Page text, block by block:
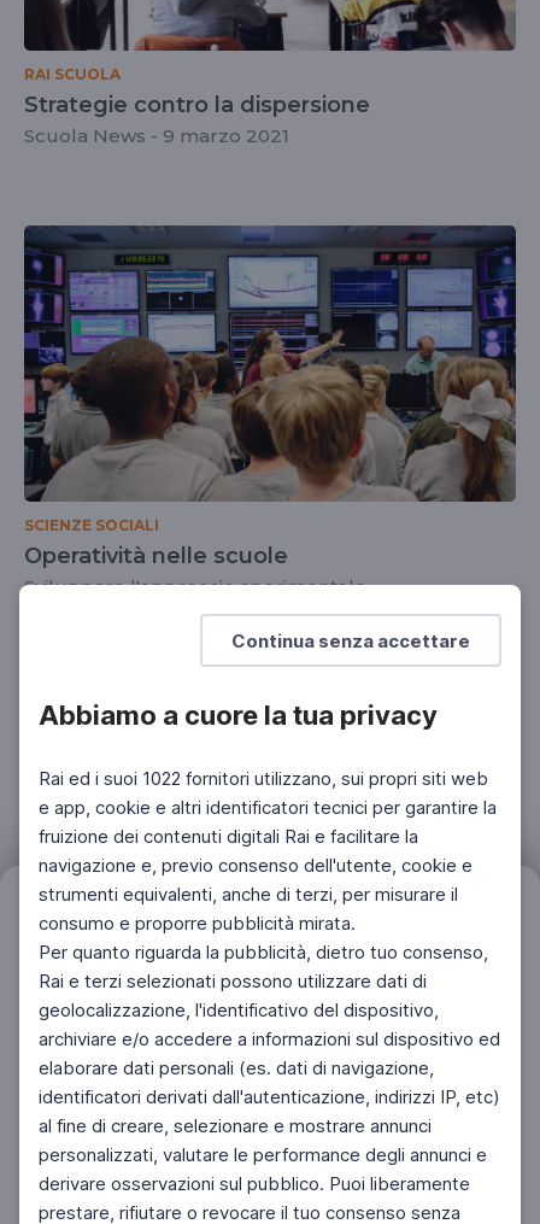
Continua senza accettare
Abbiamo a cuore la tua privacy
Rai ed i suoi 1022 fornitori utilizzano, sui propri siti web
e app, cookie e altri identificatori tecnici per garantire la
fruizione dei contenuti digitali Rai e facilitare la
navigazione e, previo consenso dell'utente, cookie e
strumenti equivalenti, anche di terzi, per misurare il
consumo e proporre pubblicità mirata.
Per quanto riguarda la pubblicità, dietro tuo consenso,
Rai e terzi selezionati possono utilizzare dati di
geolocalizzazione, l'identificativo del dispositivo,
archiviare e/o accedere a informazioni sul dispositivo ed
elaborare dati personali (es. dati di navigazione,
identificatori derivati dall'autenticazione, indirizzi IP, etc)
al fine di creare, selezionare e mostrare annunci
personalizzati, valutare le performance degli annunci e
derivare osservazioni sul pubblico. Puoi liberamente
prestare, rifiutare o revocare il tuo consenso senza
RAI SCUOLA
Strategie contro la dispersione
Scuola News - 9 marzo 2021
SCIENZE SOCIALI
Operatività nelle scuole
Sviluppare l'approccio sperimentale
Filtri